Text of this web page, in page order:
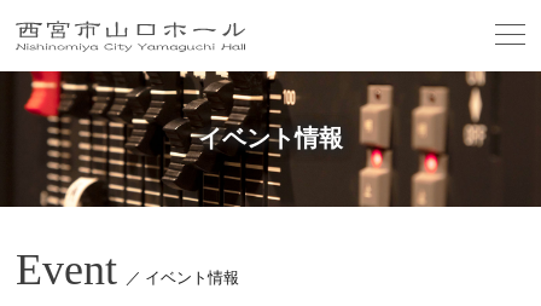
イベント情報
Event ／ イベント情報